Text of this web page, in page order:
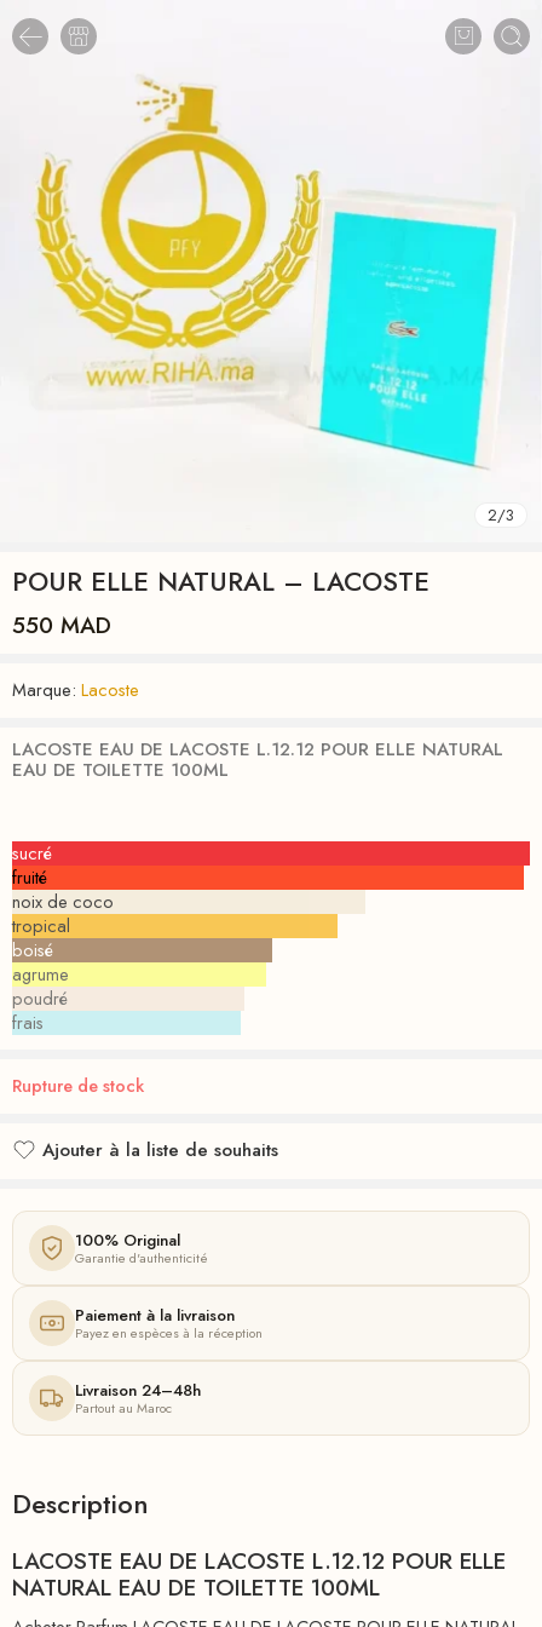
2/3
POUR ELLE NATURAL – LACOSTE
550 MAD
Marque: Lacoste
LACOSTE EAU DE LACOSTE L.12.12 POUR ELLE NATURAL
EAU DE TOILETTE 100ML
sucré
fruité
noix de coco
tropical
boisé
agrume
poudré
frais
Rupture de stock
Ajouter à la liste de souhaits
100% Original
Garantie d'authenticité
Paiement à la livraison
Payez en espèces à la réception
Livraison 24–48h
Partout au Maroc
Description
LACOSTE EAU DE LACOSTE L.12.12 POUR ELLE
NATURAL EAU DE TOILETTE 100ML